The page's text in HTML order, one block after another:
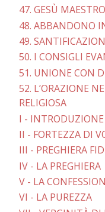
47. GESÙ MAESTRO
48. ABBANDONO
49.
50. I CONSIGLI
51. UNIONE CON
52. L’ORAZIONE
RELIGIOSA
I - INTRODUZIONE
II - FORTEZZA DI
III - PREGHIERA
IV - LA PREGHIERA
V - LA
VI - LA PUREZZA